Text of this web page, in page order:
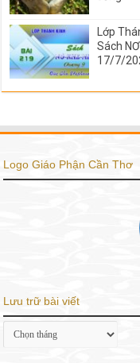
Lớp
Sách
17/7/
Logo Giáo Phận Cần Thơ
Lưu trữ bài viết
Lưu
trữ